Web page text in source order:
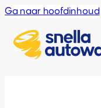
Ga naar hoofdinhoud